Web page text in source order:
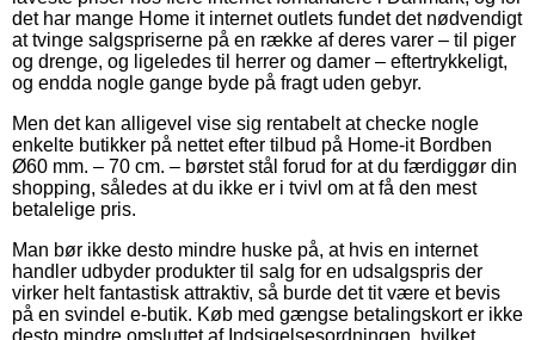
det har mange Home it internet outlets fundet det nødvendigt
at tvinge salgspriserne på en række af deres varer – til piger
og drenge, og ligeledes til herrer og damer – eftertrykkeligt,
og endda nogle gange byde på fragt uden gebyr.
Men det kan alligevel vise sig rentabelt at checke nogle
enkelte butikker på nettet efter tilbud på Home-it Bordben
Ø60 mm. – 70 cm. – børstet stål forud for at du færdiggør din
shopping, således at du ikke er i tvivl om at få den mest
betalelige pris.
Man bør ikke desto mindre huske på, at hvis en internet
handler udbyder produkter til salg for en udsalgspris der
virker helt fantastisk attraktiv, så burde det tit være et bevis
på en svindel e-butik. Køb med gængse betalingskort er ikke
desto mindre omsluttet af Indsigelsesordningen, hvilket